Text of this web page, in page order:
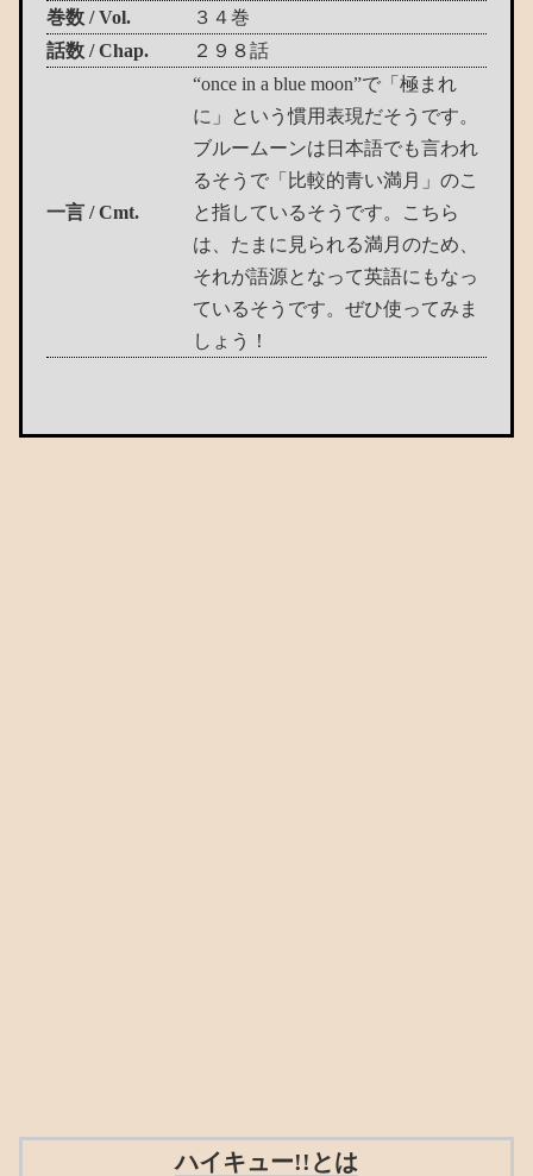
巻数 / Vol.
３４巻
話数 / Chap.
２９８話
一言 / Cmt.
“once in a blue moon”で「極まれ
に」という慣用表現だそうです。
ブルームーンは日本語でも言われ
るそうで「比較的青い満月」のこ
と指しているそうです。こちら
は、たまに見られる満月のため、
それが語源となって英語にもなっ
ているそうです。ぜひ使ってみま
しょう！
ハイキュー!!とは